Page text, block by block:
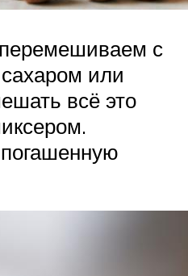
с
или
всё это